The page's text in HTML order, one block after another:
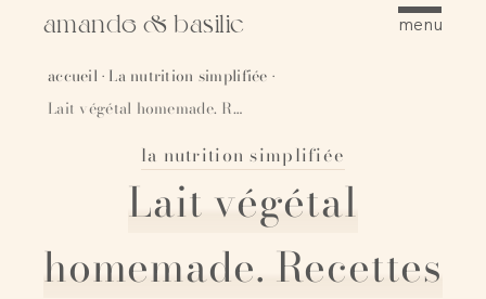
amande & basilic menu
accueil · La nutrition simplifiée ·
Lait végétal homemade. Recettes & bienfaits
la nutrition simplifiée
Lait végétal
homemade. Recettes